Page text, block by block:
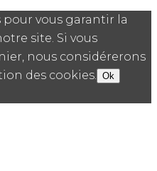
pour vous garantir la
site. Si vous
nous considérerons
des cookies.
Ok